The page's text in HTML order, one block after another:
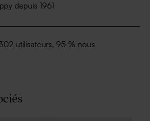
depuis 1961
utilisateurs, 95 % nous